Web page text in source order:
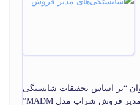
زینگ (2021) با عنوان “بر اساس تحقیقات شایستگی
مدیر فروش شراب مدل MADM”